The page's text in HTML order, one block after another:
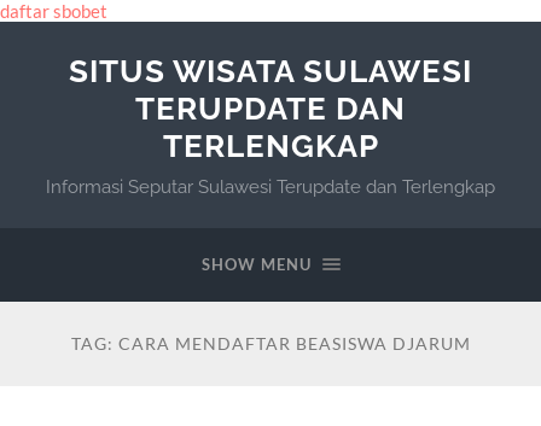
daftar sbobet
SITUS WISATA SULAWESI
TERUPDATE DAN
TERLENGKAP
Informasi Seputar Sulawesi Terupdate dan Terlengkap
SHOW MENU
TAG: CARA MENDAFTAR BEASISWA DJARUM